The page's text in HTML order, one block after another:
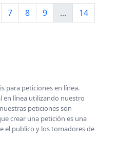
7 8 9 ...
14
para peticiones en línea.
en línea utilizando nuestro
peticiones son
crear una petición es una
el publico y los tomadores de